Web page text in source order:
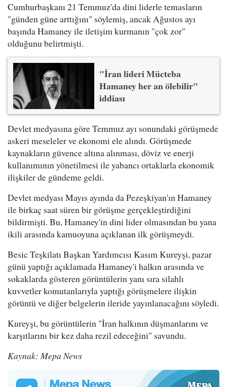
Cumhurbaşkanı 21 Temmuz'da dini liderle temasların
"günden güne arttığını" söylemiş, ancak Ağustos ayı
başında Hamaney ile iletişim kurmanın "çok zor"
olduğunu belirtmişti.
"İran lideri Mücteba
Hamaney her an ölebilir"
iddiası
Devlet medyasına göre Temmuz ayı sonundaki görüşmede
askeri meseleler ve ekonomi ele alındı. Görüşmede
kaynakların güvence altına alınması, döviz ve enerji
kullanımının yönetilmesi ile yabancı ortaklarla ekonomik
ilişkiler de gündeme geldi.
Devlet medyası Mayıs ayında da Pezeşkiyan'ın Hamaney
ile birkaç saat süren bir görüşme gerçekleştirdiğini
bildirmişti. Bu, Hamaney'in dini lider olmasından bu yana
ikili arasında kamuoyuna açıklanan ilk görüşmeydi.
Besic Teşkilatı Başkan Yardımcısı Kasım Kureyşi, pazar
günü yaptığı açıklamada Hamaney'i halkın arasında ve
sokaklarda gösteren görüntülerin yanı sıra silahlı
kuvvetler komutanlarıyla yaptığı görüşmelere ilişkin
görüntü ve diğer belgelerin ileride yayınlanacağını söyledi.
Kureyşi, bu görüntülerin "İran halkının düşmanlarını ve
karşıtlarını bir kez daha rezil edeceğini" savundu.
Kaynak: Mepa News